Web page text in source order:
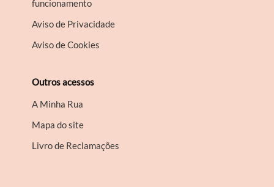
funcionamento
Aviso de Privacidade
Aviso de Cookies
Outros acessos
A Minha Rua
Mapa do site
Livro de Reclamações